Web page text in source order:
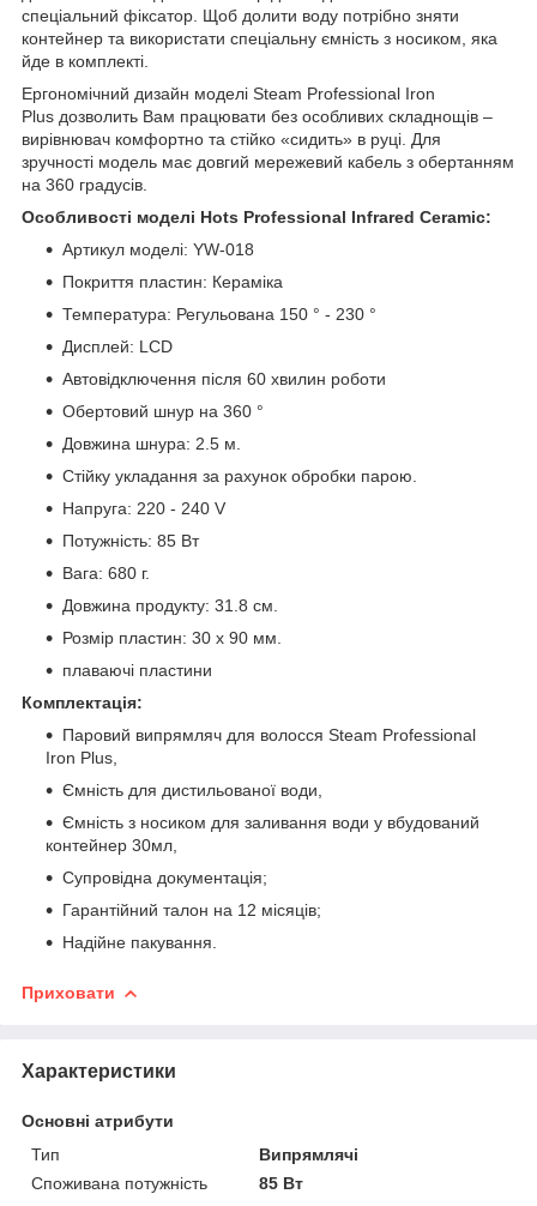
спеціальний фіксатор. Щоб долити воду потрібно зняти
контейнер та використати спеціальну ємність з носиком, яка
йде в комплекті.
Ергономічний дизайн моделі Steam Professional Iron
Plus дозволить Вам працювати без особливих складнощів –
вирівнювач комфортно та стійко «сидить» в руці. Для
зручності модель має довгий мережевий кабель з обертанням
на 360 градусів.
Особливості моделі Hots Professional Infrared Ceramic:
Артикул моделі: YW-018
Покриття пластин: Кераміка
Температура: Регульована 150 ° - 230 °
Дисплей: LCD
Автовідключення після 60 хвилин роботи
Обертовий шнур на 360 °
Довжина шнура: 2.5 м.
Стійку укладання за рахунок обробки парою.
Напруга: 220 - 240 V
Потужність: 85 Вт
Вага: 680 г.
Довжина продукту: 31.8 см.
Розмір пластин: 30 x 90 мм.
плаваючі пластини
Комплектація:
Паровий випрямляч для волосся Steam Professional
Iron Plus,
Ємність для дистильованої води,
Ємність з носиком для заливання води у вбудований
контейнер 30мл,
Супровідна документація;
Гарантійний талон на 12 місяців;
Надійне пакування.
Приховати
Характеристики
Основні атрибути
Тип
Випрямлячі
Споживана потужність
85 Вт